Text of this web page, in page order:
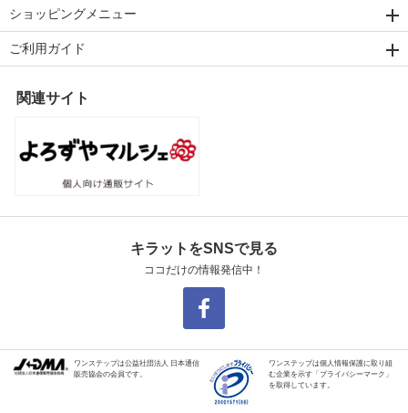
ショッピングメニュー
ご利用ガイド
関連サイト
キラットをSNSで見る
ココだけの情報発信中！
ワンステップは公益社団法人 日本通信
販売協会の会員です。
ワンステップは個人情報保護に取り組
む企業を示す「プライバシーマーク」
を取得しています。